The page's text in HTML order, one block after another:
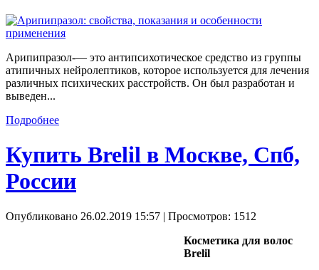
Арипипразол-— это антипсихотическое средство из группы
атипичных нейролептиков, которое используется для лечения
различных психических расстройств. Он был разработан и
выведен...
Подробнее
Купить Brelil в Москве, Спб,
России
Опубликовано 26.02.2019 15:57 | Просмотров: 1512
Косметика для волос
Brelil